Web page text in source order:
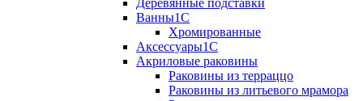
Деревянные подставки
Ванны1С
Хромированные
Аксессуары1С
Акриловые раковины
Раковины из терраццо
Раковины из литьевого мрамора